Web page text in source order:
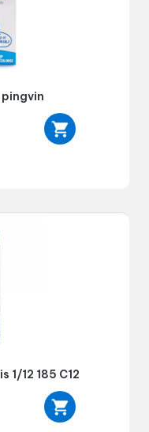
1/12 185 C12